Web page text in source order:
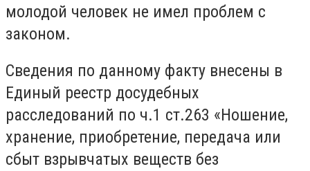
молодой человек не имел проблем с
законом.
Сведения по данному факту внесены в
Единый реестр досудебных
расследований по ч.1 ст.263 «Ношение,
хранение, приобретение, передача или
сбыт взрывчатых веществ без